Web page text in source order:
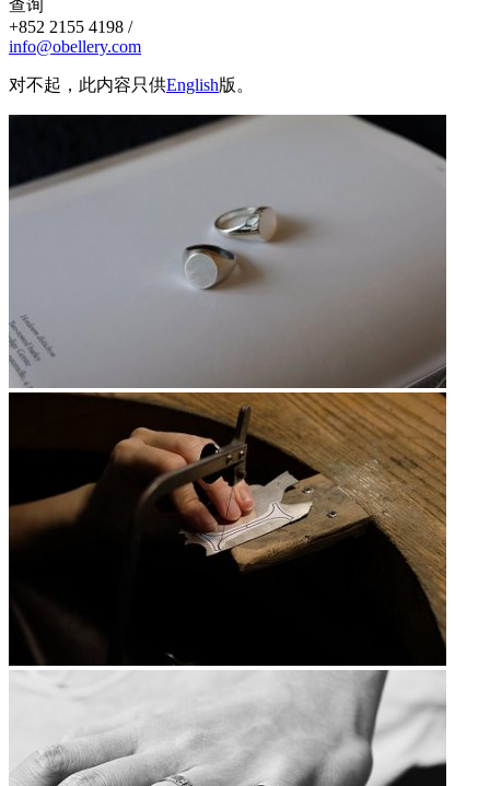
查询
+852 2155 4198 /
info@obellery.com
对不起，此内容只供English版。